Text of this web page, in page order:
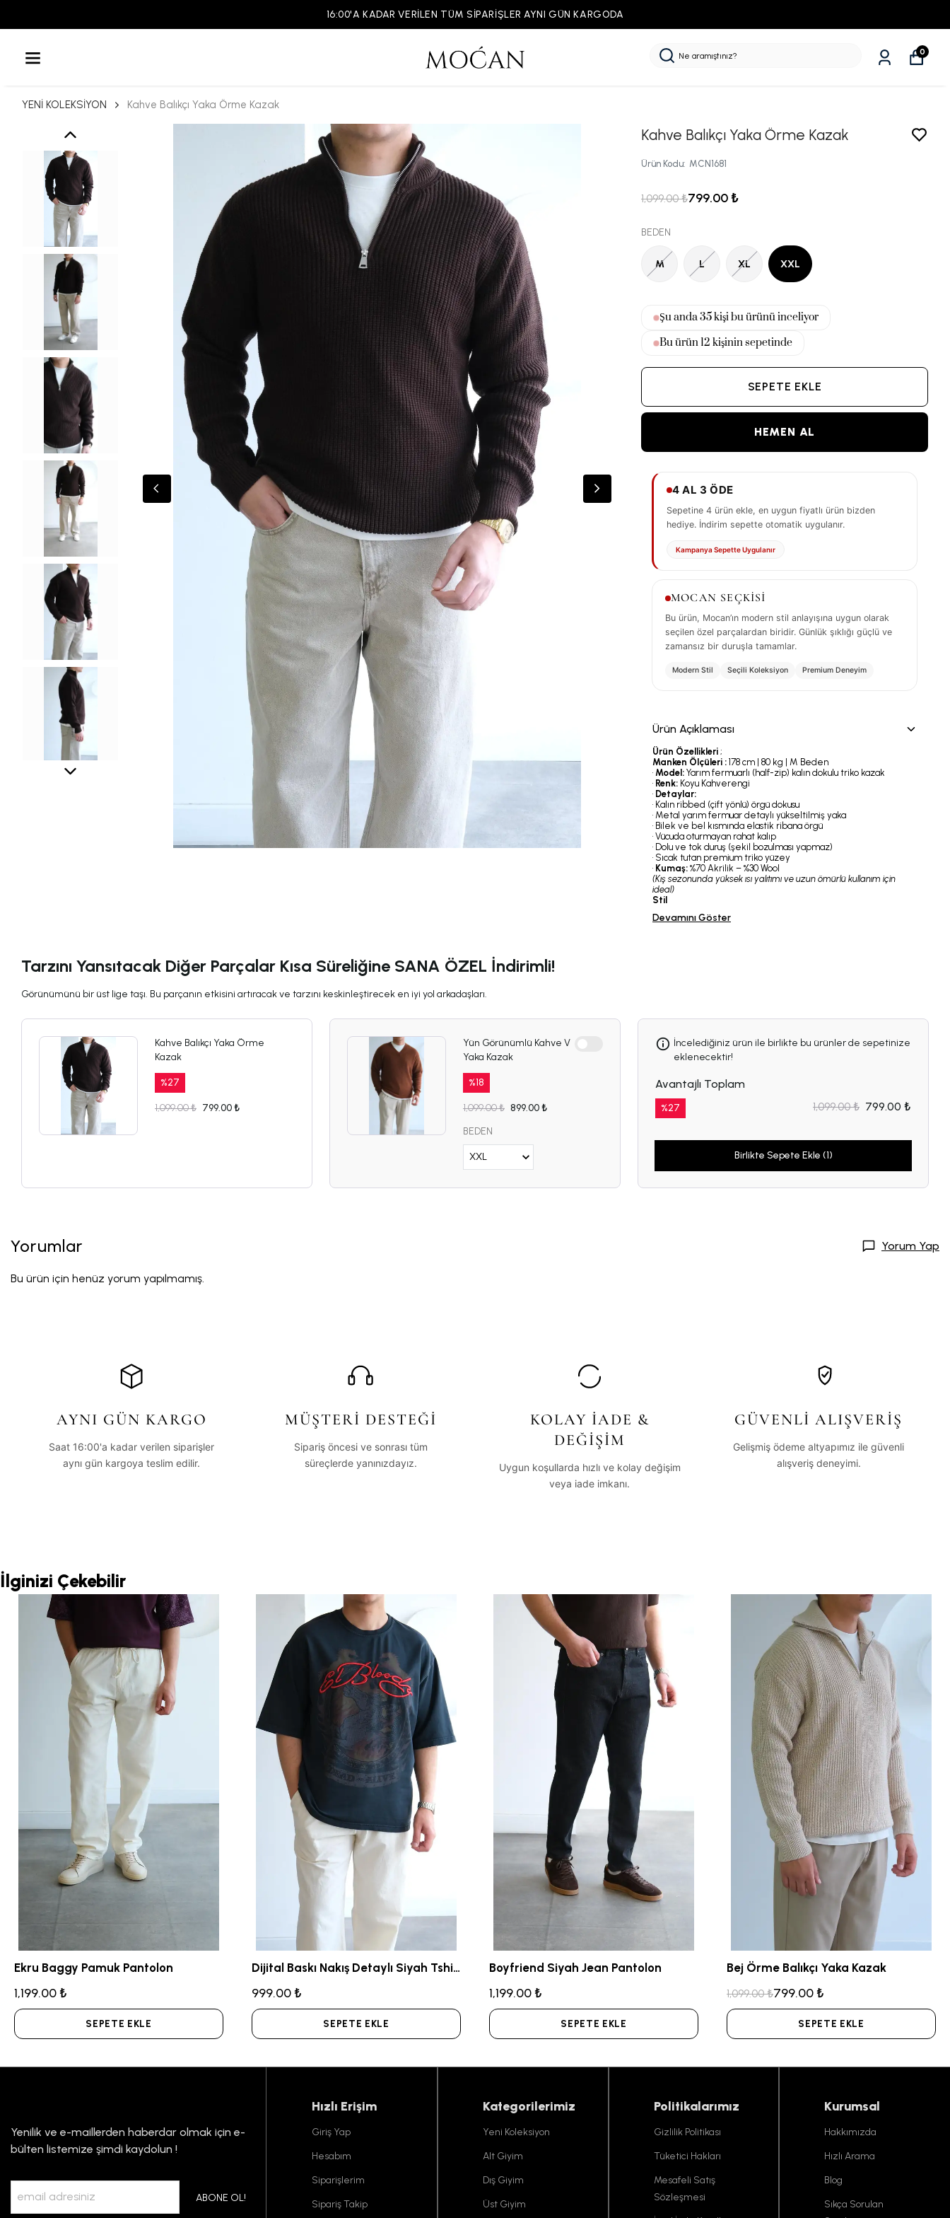
2000 ₺ ÜZERİ ÜCRETSİZ KARGO
0
YENİ KOLEKSİYON Kahve Balıkçı Yaka Örme Kazak
Kahve Balıkçı Yaka Örme Kazak
Ürün Kodu: MCN1681
1,099.00 ₺799.00 ₺
BEDEN
M L XL XXL
Şu anda34kişi bu ürünü inceliyor
Bu ürün 13 kişinin sepetinde
SEPETE EKLE
HEMEN AL
4 AL 3 ÖDE
Sepetine 4 ürün ekle, en uygun fiyatlı ürün bizden
hediye. İndirim sepette otomatik uygulanır.
Kampanya Sepette Uygulanır
MOCAN SEÇKİSİ
Bu ürün, Mocan’ın modern stil anlayışına uygun olarak
seçilen özel parçalardan biridir. Günlük şıklığı güçlü ve
zamansız bir duruşla tamamlar.
Modern Stil Seçili Koleksiyon Premium Deneyim
Ürün Açıklaması
Ürün Özellikleri ;
Manken Ölçüleri : 178 cm | 80 kg | M Beden
• Model: Yarım fermuarlı (half-zip) kalın dokulu triko kazak
• Renk: Koyu Kahverengi
• Detaylar:
• Kalın ribbed (çift yönlü) örgü dokusu
• Metal yarım fermuar detaylı yükseltilmiş yaka
• Bilek ve bel kısmında elastik ribana örgü
• Vücuda oturmayan rahat kalıp
• Dolu ve tok duruş (şekil bozulması yapmaz)
• Sıcak tutan premium triko yüzey
• Kumaş: %70 Akrilik – %30 Wool
(Kış sezonunda yüksek ısı yalıtımı ve uzun ömürlü kullanım için
ideal)
Stil
Devamını Göster
Tarzını Yansıtacak Diğer Parçalar Kısa Süreliğine SANA ÖZEL İndirimli!
Görünümünü bir üst lige taşı. Bu parçanın etkisini artıracak ve tarzını keskinleştirecek en iyi yol arkadaşları.
Kahve Balıkçı Yaka Örme
Kazak
%27
1,099.00 ₺ 799.00 ₺
Yün Görünümlü Kahve V
Yaka Kazak
%18
1,099.00 ₺ 899.00 ₺
BEDEN
İncelediğiniz ürün ile birlikte bu ürünler de sepetinize
eklenecektir!
Avantajlı Toplam
%27 1,099.00 ₺ 799.00 ₺
Birlikte Sepete Ekle (1)
Yorumlar Yorum Yap
Bu ürün için henüz yorum yapılmamış.
AYNI GÜN KARGO
Saat 16:00'a kadar verilen siparişler
aynı gün kargoya teslim edilir.
MÜŞTERİ DESTEĞİ
Sipariş öncesi ve sonrası tüm
süreçlerde yanınızdayız.
KOLAY İADE &
DEĞİŞİM
Uygun koşullarda hızlı ve kolay değişim
veya iade imkanı.
GÜVENLİ ALIŞVERİŞ
Gelişmiş ödeme altyapımız ile güvenli
alışveriş deneyimi.
İlginizi Çekebilir
Ekru Baggy Pamuk Pantolon
1,199.00 ₺
SEPETE EKLE
Dijital Baskı Nakış Detaylı Siyah Tshirt
999.00 ₺
SEPETE EKLE
Boyfriend Siyah Jean Pantolon
1,199.00 ₺
SEPETE EKLE
Bej Örme Balıkçı Yaka Kazak
1,099.00 ₺799.00 ₺
SEPETE EKLE
Hızlı Erişim
Giriş Yap
Hesabım
Siparişlerim
Sipariş Takip
Kategorilerimiz
Yeni Koleksiyon
Alt Giyim
Dış Giyim
Üst Giyim
Politikalarımız
Gizlilik Politikası
Tüketici Hakları
Mesafeli Satış
Sözleşmesi
Kurumsal
Hakkımızda
Hızlı Arama
Blog
Sıkça Sorulan
Yenilik ve e-maillerden haberdar olmak için e-
bülten listemize şimdi kaydolun !
ABONE OL!